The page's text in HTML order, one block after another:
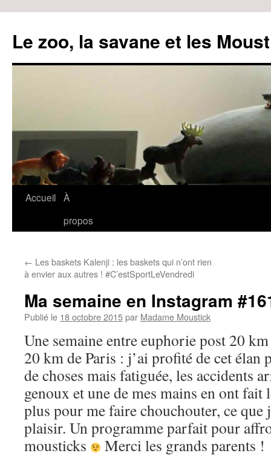
Le zoo, la savane et les
Aller
Accueil À
propos
← Les baskets Kalenji : les baskets qui n’ont rien
à envier aux autres ! #C’estSportLeVendredi
Ma semaine en Instagram
Publié le 18 octobre 2015par Madame Moustick
Une semaine entre euphorie post 20
20 km de Paris : j’ai profité de cet
de choses mais fatiguée, les accidents
genoux et une de mes mains en ont fait
plus pour me faire chouchouter, ce que
plaisir. Un programme parfait pour
mousticks
Merci les grands parents !